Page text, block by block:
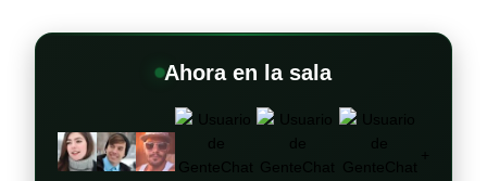
Ahora en la sala